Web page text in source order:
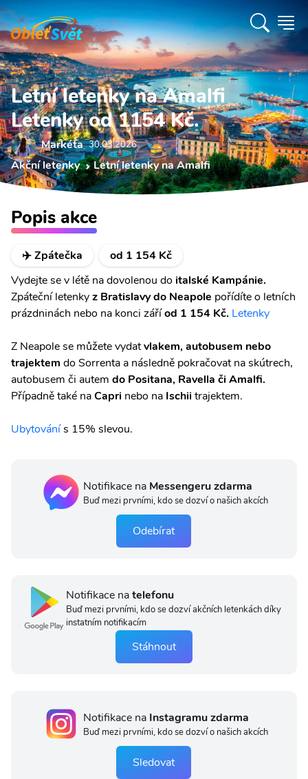
Letní letenky na Amalfi
Letenky od 1154 Kč.
Markéta 30.03 2026
Akční letenky Letní letenky na Amalfi
Popis akce
✈️ Zpátečka
od 1 154 Kč
Vydejte se v létě na dovolenou do italské Kampánie.
Zpáteční letenkyz Bratislavy do Neapole pořídíte o letních
prázdninách nebo na konci záříod 1 154 Kč. Letenky
Z Neapole se můžete vydatvlakem, autobusem nebo
trajektem do Sorrenta a následně pokračovat na skútrech,
autobusem či autem do Positana, Ravella či Amalfi.
Případně také naCapri nebo na Ischiitrajektem.
Ubytovánís 15% slevou.
Notifikace na Messengeru zdarma
Buď mezi prvními, kdo se dozví o našich akcích
Odebírat
Notifikace natelefonu
Buď mezi prvními, kdo se dozví akčních letenkách díky
instatním notifikacím
Stáhnout
Notifikace na Instagramu zdarma
Buď mezi prvními, kdo se dozví o našich akcích
Sledovat